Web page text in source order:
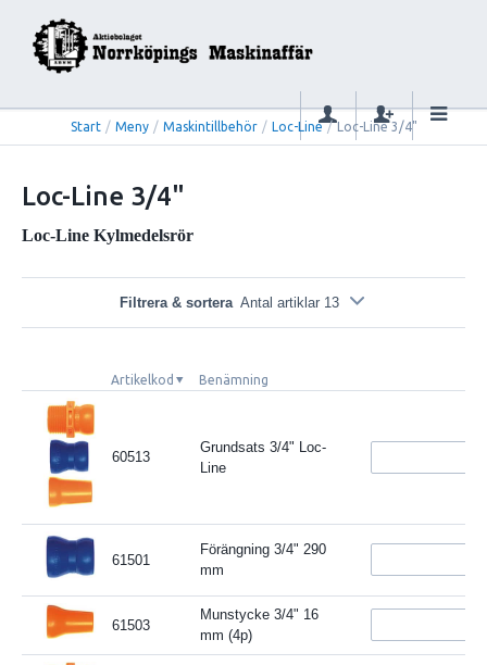
Start / Meny / Maskintillbehör / Loc-Line / Loc-Line 3/4"
Loc-Line 3/4"
Loc-Line Kylmedelsrör
Filtrera & sortera Antal artiklar 13
Artikelkod Benämning
60513
Grundsats 3/4" Loc-
Line
61501
Förängning 3/4" 290
mm
61503
Munstycke 3/4" 16
mm (4p)